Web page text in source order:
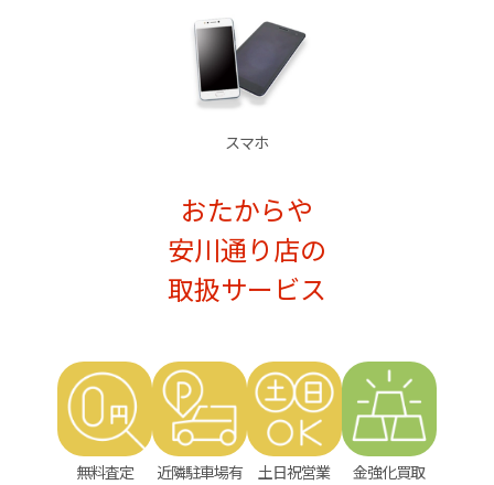
スマホ
おたからや
安川通り店の
取扱サービス
無料査定 近隣駐車場有 土日祝営業 金強化買取